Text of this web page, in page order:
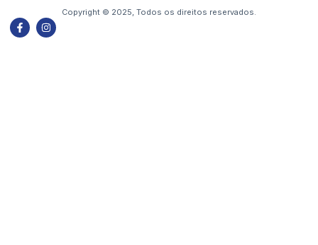
Copyright © 2025, Todos os direitos reservados.